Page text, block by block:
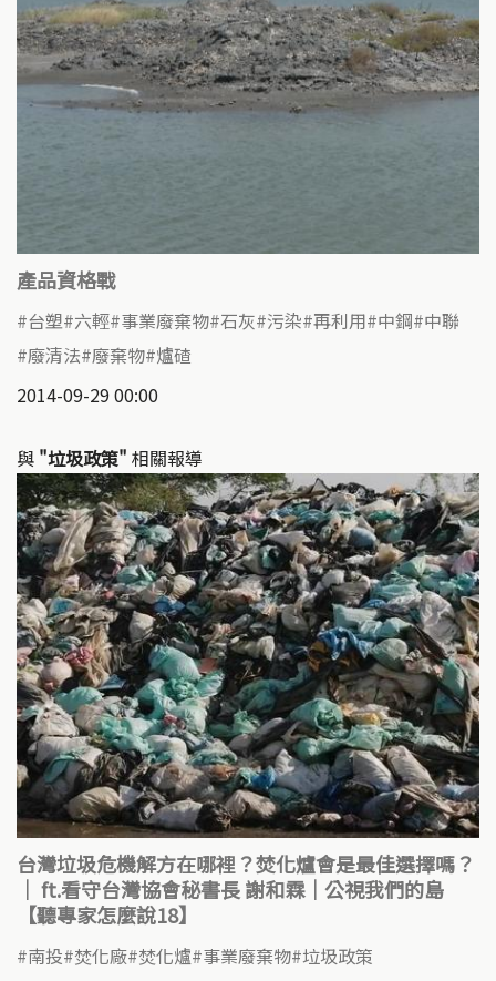
產品資格戰
台塑 六輕 事業廢棄物 石灰 污染 再利用 中鋼 中聯
廢清法 廢棄物 爐碴
2014-09-29 00:00
與 "垃圾政策" 相關報導
台灣垃圾危機解方在哪裡？焚化爐會是最佳選擇嗎？
｜ ft.看守台灣協會秘書長 謝和霖｜公視我們的島
【聽專家怎麼說18】
南投 焚化廠 焚化爐 事業廢棄物 垃圾政策